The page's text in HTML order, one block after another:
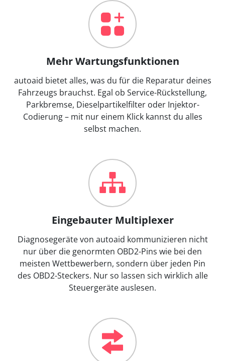
Mehr Wartungsfunktionen
autoaid bietet alles, was du für die Reparatur deines
Fahrzeugs brauchst. Egal ob Service-Rückstellung,
Parkbremse, Dieselpartikelfilter oder Injektor-
Codierung – mit nur einem Klick kannst du alles
selbst machen.
Eingebauter Multiplexer
Diagnosegeräte von autoaid kommunizieren nicht
nur über die genormten OBD2-Pins wie bei den
meisten Wettbewerbern, sondern über jeden Pin
des OBD2-Steckers. Nur so lassen sich wirklich alle
Steuergeräte auslesen.